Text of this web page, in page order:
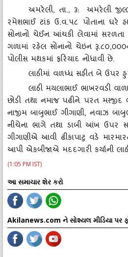
અમરેલી, તા., ૩: અમરેલી
રમેશભાઈ ટાંક ઉ.વ.૫૮ પોતાના ઘરે
સોનાનો ચેઈન આંચકી લેવામાં સરળતા
ગળામાં રહેલ સોનાનો ચેઇન
પોલીસ મથકમાં ફરિયાદ નોધાવી છે.
લાઠીમાં વળધ્‍ધ સહીત બે ઉપર
લાઠી મયલાભાઈ ભાખરવડી
છોડી તથા નમાજ પઢીને પરત મસ્‍જીદ
નાજીમ બાબુભાઈ ગીગાણી, નવાઝ
નીચેના ભાગે તથા ડાબી આંખ ઉપર
ગીગાણીએ આવી ઢીકાપાટુ વડે
આપી એકબીજાએ મદદગારી કર્યાની
(1:05 PM IST)
આ સમાચાર શેર કરો
Akilanews.com ને સોશ્યલ મીડિયા પર